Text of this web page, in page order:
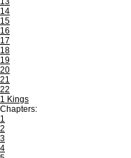
14
15
16
17
18
19
20
21
22
1 Kings
Chapters:
1
2
3
4